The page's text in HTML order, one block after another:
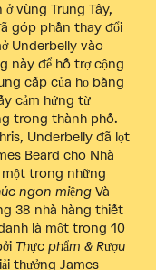
vùng Trung Tây,
góp phần thay đổi
Underbelly vào
này để hỗ trợ cộng
cấp của họ bằng
cảm hứng từ
trong thành phố.
Underbelly đã lọt
Beard cho Nhà
trong những
ngon miệng Và
38 nhà hàng thiết
là một trong 10
Thực phẩm & Rượu
thưởng James